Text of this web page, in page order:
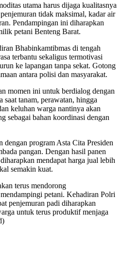
utama harus dijaga kualitasnya
tidak maksimal, kadar air
Pendampingan ini diharapkan
petani Benteng Barat.
Bhabinkamtibmas di tengah
terbantu sekaligus termotivasi
ke lapangan tanpa sekat. Gotong
antara polisi dan masyarakat.
momen ini untuk berdialog dengan
saat tanam, perawatan, hingga
keluhan warga nantinya akan
sebagai bahan koordinasi dengan
dengan program Asta Cita Presiden
pangan. Dengan hasil panen
mendapat harga jual lebih
semakin kuat.
terus mendorong
petani. Kehadiran Polri
penjemuran padi diharapkan
untuk terus produktif menjaga